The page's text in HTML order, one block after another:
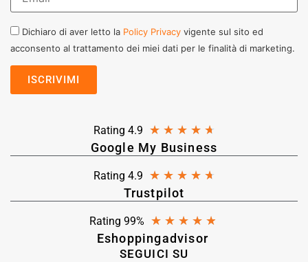
Dichiaro di aver letto la Policy Privacy vigente sul sito ed
acconsento al trattamento dei miei dati per le finalità di marketing.
Rating 4.9 ★ ★ ★ ★ ★
Google My Business
Rating 4.9 ★ ★ ★ ★ ★
Trustpilot
Rating 99% ★ ★ ★ ★ ★
Eshoppingadvisor
SEGUICI SU